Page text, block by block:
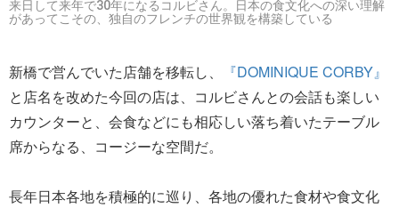
来日して来年で30年になるコルビさん。日本の食文化への深い理解
があってこその、独自のフレンチの世界観を構築している
新橋で営んでいた店舗を移転し、
『DOMINIQUE CORBY』
と店名を改めた今回の店は、コルビさんとの会話も楽しい
カウンターと、会食などにも相応しい落ち着いたテーブル
席からなる、コージーな空間だ。
長年日本各地を積極的に巡り、各地の優れた食材や食文化